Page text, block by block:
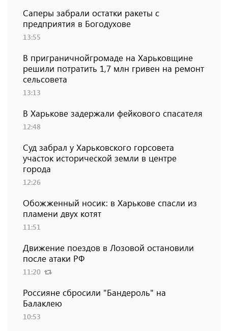
Саперы забрали остатки ракеты с
предприятия в Богодухове
13:55
В приграничнойгромаде на Харьковщине
решили потратить 1,7 млн ​​гривен на ремонт
сельсовета
13:13
В Харькове задержали фейкового спасателя
12:48
Суд забрал у Харьковского горсовета
участок исторической земли в центре
города
12:26
Обожженный носик: в Харькове спасли из
пламени двух котят
11:51
Движение поездов в Лозовой остановили
после атаки РФ
11:20
Россияне сбросили "Бандероль" на
Балаклею
10:53